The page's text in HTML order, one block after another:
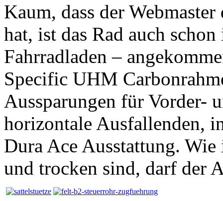
Kaum, dass der
hat, ist das Rad auch
Fahrradladen –
Specific UHM
Aussparungen für Vorder-
horizontale Ausfallenden,
Dura Ace Ausstattung.
und trocken sind, darf der